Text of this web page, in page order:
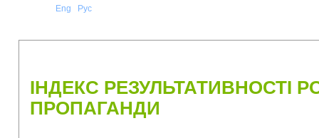
Eng Рус
ІНДЕКС РЕЗУЛЬТАТИВНОСТІ
ПРОПАГАНДИ